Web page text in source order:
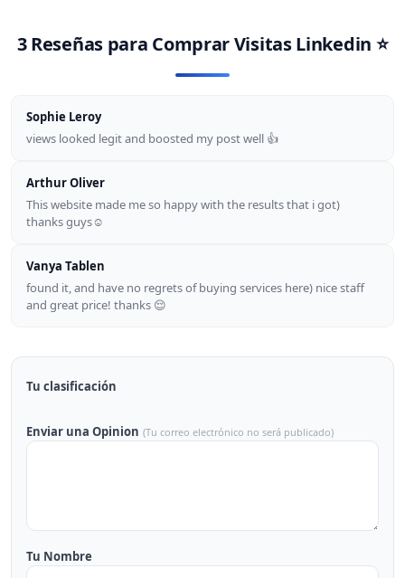
3 Reseñas para Comprar Visitas Linkedin ⭐
Sophie Leroy
views looked legit and boosted my post well 👍
Arthur Oliver
This website made me so happy with the results that i got)
thanks guys☺
Vanya Tablen
found it, and have no regrets of buying services here) nice staff
and great price! thanks 😌
Tu clasificación
Enviar una Opinion (Tu correo electrónico no será publicado)
Tu Nombre